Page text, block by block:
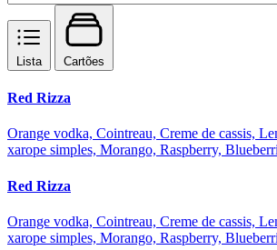
Lista Cartões
Red Rizza
Orange vodka, Cointreau, Creme de cassis,
xarope simples, Morango, Raspberry,
Red Rizza
Orange vodka, Cointreau, Creme de cassis,
xarope simples, Morango, Raspberry,